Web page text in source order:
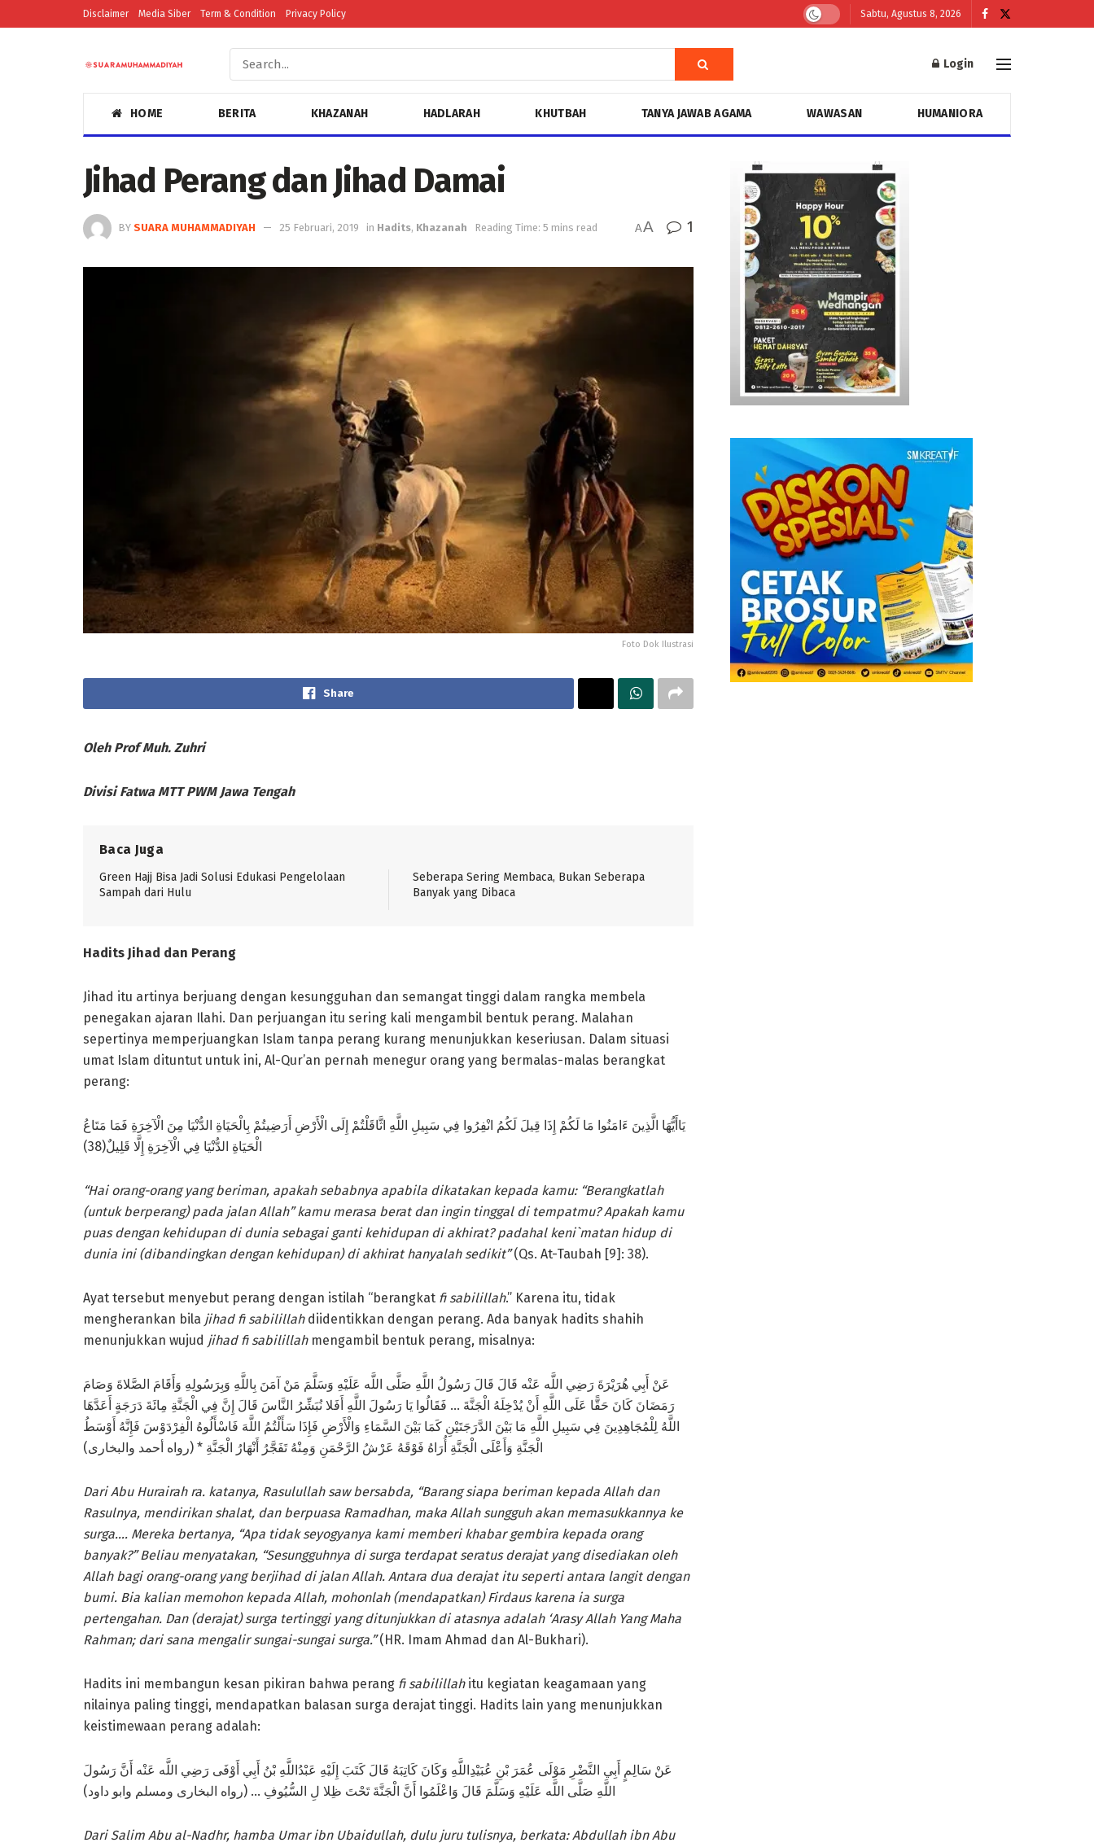
Disclaimer Media Siber Term & Condition Privacy Policy Sabtu, Agustus 8, 2026
Login
HOME BERITA KHAZANAH HADLARAH KHUTBAH TANYA JAWAB AGAMA WAWASAN HUMANIORA
Jihad Perang dan Jihad Damai
BY SUARA MUHAMMADIYAH 25 Februari, 2019 in Hadits, Khazanah Reading Time: 5 mins read AA 1
Foto Dok Ilustrasi
Share
Oleh Prof Muh. Zuhri
Divisi Fatwa MTT PWM Jawa Tengah
Baca Juga
Green Hajj Bisa Jadi Solusi Edukasi Pengelolaan
Sampah dari Hulu
Seberapa Sering Membaca, Bukan Seberapa
Banyak yang Dibaca
Hadits Jihad dan Perang
Jihad itu artinya berjuang dengan kesungguhan dan semangat tinggi dalam rangka membela
penegakan ajaran Ilahi. Dan perjuangan itu sering kali mengambil bentuk perang. Malahan
sepertinya memperjuangkan Islam tanpa perang kurang menunjukkan keseriusan. Dalam situasi
umat Islam dituntut untuk ini, Al-Qur’an pernah menegur orang yang bermalas-malas berangkat
perang:
يَاأَيُّهَا الَّذِينَ ءَامَنُوا مَا لَكُمْ إِذَا قِيلَ لَكُمُ انْفِرُوا فِي سَبِيلِ اللَّهِ اثَّاقَلْتُمْ إِلَى الْأَرْضِ أَرَضِيتُمْ بِالْحَيَاةِ الدُّنْيَا مِنَ الْآخِرَةِ فَمَا مَتَاعُ
الْحَيَاةِ الدُّنْيَا فِي الْآخِرَةِ إِلَّا قَلِيلٌ(38)
“Hai orang-orang yang beriman, apakah sebabnya apabila dikatakan kepada kamu: “Berangkatlah
(untuk berperang) pada jalan Allah” kamu merasa berat dan ingin tinggal di tempatmu? Apakah kamu
puas dengan kehidupan di dunia sebagai ganti kehidupan di akhirat? padahal keni`matan hidup di
dunia ini (dibandingkan dengan kehidupan) di akhirat hanyalah sedikit”(Qs. At-Taubah [9]: 38).
Ayat tersebut menyebut perang dengan istilah “berangkat fi sabilillah.” Karena itu, tidak
mengherankan bila jihad fi sabilillahdiidentikkan dengan perang. Ada banyak hadits shahih
menunjukkan wujud jihad fi sabilillahmengambil bentuk perang, misalnya:
عَنْ أَبِي هُرَيْرَةَ رَضِي اللَّه عَنْه قَالَ قَالَ رَسُولُ اللَّهِ صَلَّى اللَّه عَلَيْهِ وَسَلَّمَ مَنْ آمَنَ بِاللَّهِ وَبِرَسُولِهِ وَأَقَامَ الصَّلاةَ وَصَامَ
رَمَضَانَ كَانَ حَقًّا عَلَى اللَّهِ أَنْ يُدْخِلَهُ الْجَنَّةَ … فَقَالُوا يَا رَسُولَ اللَّهِ أَفَلا نُبَشِّرُ النَّاسَ قَالَ إِنَّ فِي الْجَنَّةِ مِائَةَ دَرَجَةٍ أَعَدَّهَا
اللَّهُ لِلْمُجَاهِدِينَ فِي سَبِيلِ اللَّهِ مَا بَيْنَ الدَّرَجَتَيْنِ كَمَا بَيْنَ السَّمَاءِ وَالْأَرْضِ فَإِذَا سَأَلْتُمُ اللَّهَ فَاسْأَلُوهُ الْفِرْدَوْسَ فَإِنَّهُ أَوْسَطُ
الْجَنَّةِ وَأَعْلَى الْجَنَّةِ أُرَاهُ فَوْقَهُ عَرْشُ الرَّحْمَنِ وَمِنْهُ تَفَجَّرُ أَنْهَارُ الْجَنَّةِ * (رواه أحمد والبخارى)
Dari Abu Hurairah ra. katanya, Rasulullah saw bersabda, “Barang siapa beriman kepada Allah dan
Rasulnya, mendirikan shalat, dan berpuasa Ramadhan, maka Allah sungguh akan memasukkannya ke
surga…. Mereka bertanya, “Apa tidak seyogyanya kami memberi khabar gembira kepada orang
banyak?” Beliau menyatakan, “Sesungguhnya di surga terdapat seratus derajat yang disediakan oleh
Allah bagi orang-orang yang berjihad di jalan Allah. Antara dua derajat itu seperti antara langit dengan
bumi. Bia kalian memohon kepada Allah, mohonlah (mendapatkan) Firdaus karena ia surga
pertengahan. Dan (derajat) surga tertinggi yang ditunjukkan di atasnya adalah ‘Arasy Allah Yang Maha
Rahman; dari sana mengalir sungai-sungai surga.”(HR. Imam Ahmad dan Al-Bukhari).
Hadits ini membangun kesan pikiran bahwa perang fi sabilillahitu kegiatan keagamaan yang
nilainya paling tinggi, mendapatkan balasan surga derajat tinggi. Hadits lain yang menunjukkan
keistimewaan perang adalah:
عَنْ سَالِمٍ أَبِي النَّضْرِ مَوْلَى عُمَرَ بْنِ عُبَيْدِاللَّهِ وَكَانَ كَاتِبَهُ قَالَ كَتَبَ إِلَيْهِ عَبْدُاللَّهِ بْنُ أَبِي أَوْفَى رَضِي اللَّه عَنْه أَنَّ رَسُولَ
اللَّهِ صَلَّى اللَّه عَلَيْهِ وَسَلَّمَ قَالَ وَاعْلَمُوا أَنَّ الْجَنَّةَ تَحْتَ ظِلا لِ السُّيُوفِ … (رواه البخارى ومسلم وابو داود)
Dari Salim Abu al-Nadhr, hamba Umar ibn Ubaidullah, dulu juru tulisnya, berkata: Abdullah ibn Abu